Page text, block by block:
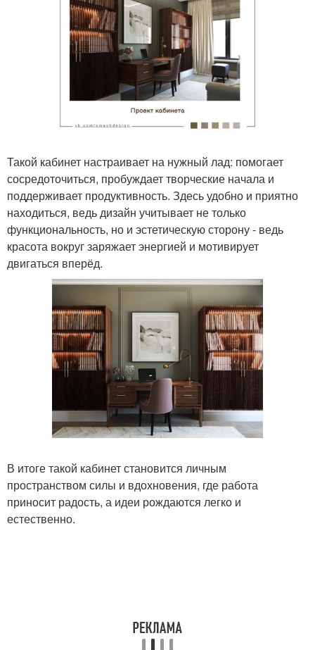
Такой кабинет настраивает на нужный лад: помогает
сосредоточиться, пробуждает творческие начала и
поддерживает продуктивность. Здесь удобно и приятно
находиться, ведь дизайн учитывает не только
функциональность, но и эстетическую сторону - ведь
красота вокруг заряжает энергией и мотивирует
двигаться вперёд.
В итоге такой кабинет становится личным
пространством силы и вдохновения, где работа
приносит радость, а идеи рождаются легко и
естественно.